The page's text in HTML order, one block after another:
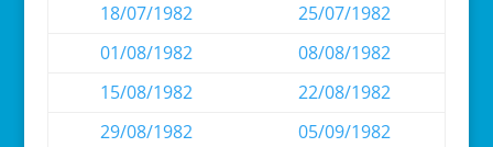
18/07/1982
25/07/1982
01/08/1982
08/08/1982
15/08/1982
22/08/1982
29/08/1982
05/09/1982